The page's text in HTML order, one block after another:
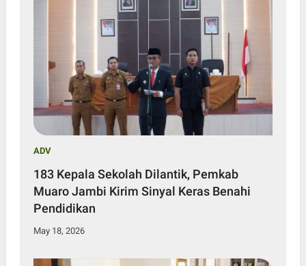
ADV
183 Kepala Sekolah Dilantik, Pemkab
Muaro Jambi Kirim Sinyal Keras Benahi
Pendidikan
May 18, 2026